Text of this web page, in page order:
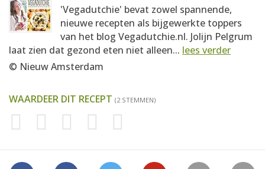
'Vegadutchie' bevat zowel spannende,
nieuwe recepten als bijgewerkte toppers
van het blog Vegadutchie.nl. Jolijn Pelgrum
laat zien dat gezond eten niet alleen... lees verder
© Nieuw Amsterdam
WAARDEER DIT RECEPT (2 STEMMEN)